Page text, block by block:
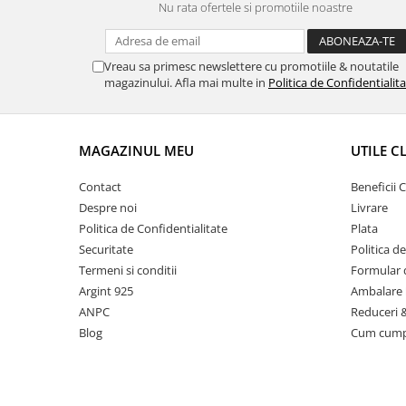
Nu rata ofertele si promotiile noastre
Vreau sa primesc newslettere cu promotiile & noutatile
magazinului. Afla mai multe in Politica de
MAGAZINUL MEU
Contact
Despre noi
Politica de Confidentialitate
Securitate
Termeni si conditii
Argint 925
ANPC
Blog
UTILE
Beneficii
Livrare
Plata
Politica
Formular
Reduceri
Cum